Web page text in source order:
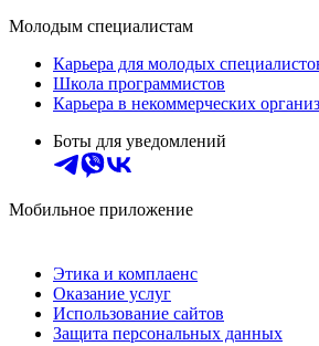
Молодым специалистам
Карьера для молодых
Школа программистов
Карьера в некоммерческих
Боты для уведомлений
Мобильное приложение
Этика и комплаенс
Оказание услуг
Использование сайтов
Защита персональных данных